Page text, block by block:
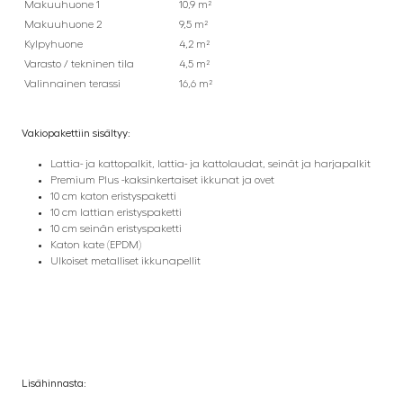
Makuuhuone 1
10,9 m²
Makuuhuone 2
9,5 m²
Kylpyhuone
4,2 m²
Varasto / tekninen tila
4,5 m²
Valinnainen terassi
16,6 m²
Vakiopakettiin sisältyy:
Lattia- ja kattopalkit, lattia- ja kattolaudat, seinät ja harjapalkit
Premium Plus -kaksinkertaiset ikkunat ja ovet
10 cm katon eristyspaketti
10 cm lattian eristyspaketti
10 cm seinän eristyspaketti
Katon kate (EPDM)
Ulkoiset metalliset ikkunapellit
Lisähinnasta: